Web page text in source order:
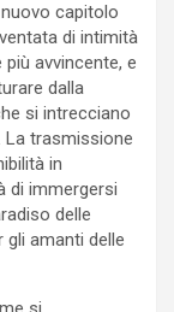
capitolo
di intimità
avvincente, e
dalla
si intrecciano
La trasmissione
in
di immergersi
delle
gli amanti delle